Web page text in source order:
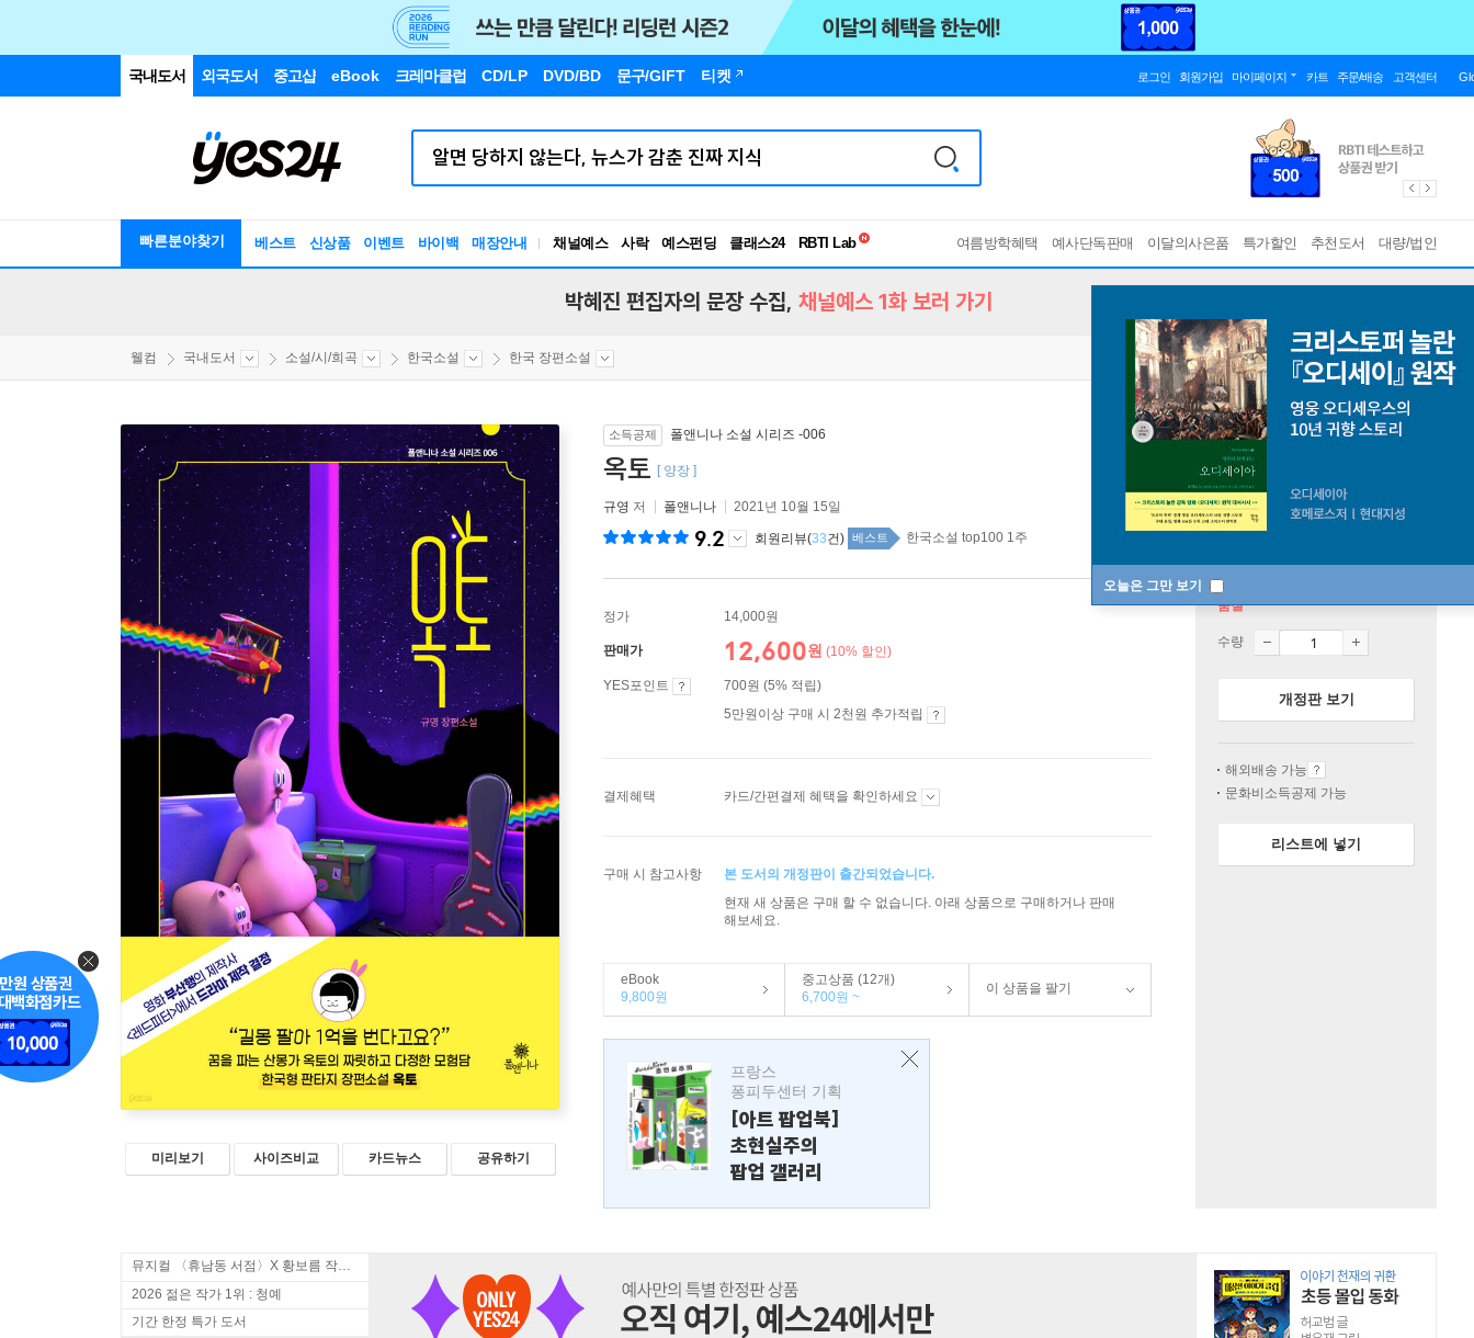
국내도서 외국도서 중고샵 eBook 크레마클럽 CD/LP DVD/BD 문구/GIFT 티켓 로그인 회원가입 마이페이지 카트 주문/배송 고객센터
빠른분야찾기 베스트 신상품 이벤트 바이백 매장안내 채널예스 사락 예스펀딩 클래스24
RBTI Lab
독서유형검사
여름방학혜택 예사단독판매 이달의사은품 특가할인 추천도서 대량/법인
오늘은 그만 보기
박혜진 편집자의 문장 수집, 채널예스 1화 보러 가기
웰컴 국내도서 소설/시/희곡 한국소설 한국 장편소설
미리보기 사이즈비교 카드뉴스 공유하기
소득공제 폴앤니나 소설 시리즈 -006
옥토 [ 양장 ]
규영 저 폴앤니나 2021년 10월 15일
9.2 회원리뷰(33건) 베스트 한국소설 top100 1주
정가 14,000원
판매가 12,600원 (10% 할인)
YES포인트
700원 (5% 적립)
5만원이상 구매 시 2천원 추가적립
결제혜택 카드/간편결제 혜택을 확인하세요
구매 시 참고사항
본 도서의 개정판이 출간되었습니다.
현재 새 상품은 구매 할 수 없습니다. 아래 상품으로 구매하거나 판매
해보세요.
eBook
9,800원
중고상품 (12개)
6,700원 ~
이 상품을 팔기
프랑스
퐁피두센터 기획
[아트 팝업북]
초현실주의
팝업 갤러리
품절
수량
개정판 보기
해외배송 가능
문화비소득공제 가능
리스트에 넣기
뮤지컬 〈휴남동 서점〉X 황보름 작가 북토크
2026 젊은 작가 1위 : 청예
기간 한정 특가 도서